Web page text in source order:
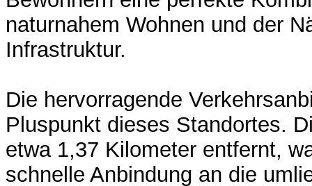
naturnahem Wohnen und der
Infrastruktur.
Die hervorragende
Pluspunkt dieses Standortes.
etwa 1,37 Kilometer entfernt,
schnelle Anbindung an die